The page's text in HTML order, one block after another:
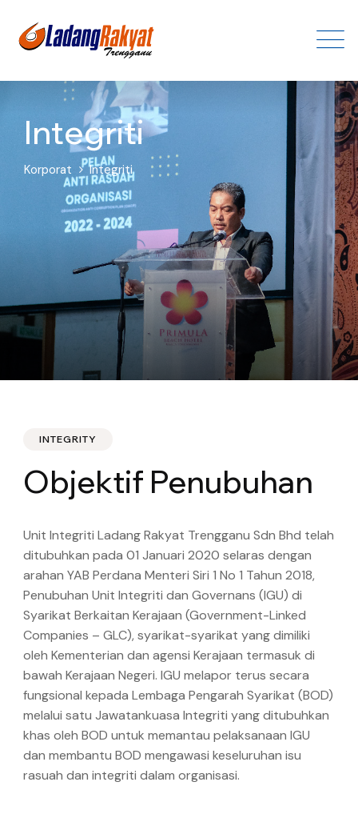
Integriti
Korporat Integriti
INTEGRITY
Objektif Penubuhan
Unit Integriti Ladang Rakyat Trengganu Sdn Bhd telah
ditubuhkan pada 01 Januari 2020 selaras dengan
arahan YAB Perdana Menteri Siri 1 No 1 Tahun 2018,
Penubuhan Unit Integriti dan Governans (IGU) di
Syarikat Berkaitan Kerajaan (Government-Linked
Companies – GLC), syarikat-syarikat yang dimiliki
oleh Kementerian dan agensi Kerajaan termasuk di
bawah Kerajaan Negeri. IGU melapor terus secara
fungsional kepada Lembaga Pengarah Syarikat (BOD)
melalui satu Jawatankuasa Integriti yang ditubuhkan
khas oleh BOD untuk memantau pelaksanaan IGU
dan membantu BOD mengawasi keseluruhan isu
rasuah dan integriti dalam organisasi.